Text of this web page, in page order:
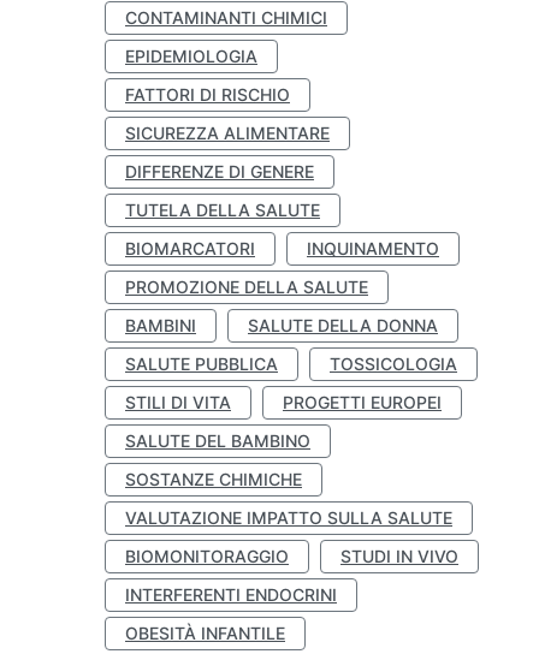
CONTAMINANTI CHIMICI
EPIDEMIOLOGIA
FATTORI DI RISCHIO
SICUREZZA ALIMENTARE
DIFFERENZE DI GENERE
TUTELA DELLA SALUTE
BIOMARCATORI
INQUINAMENTO
PROMOZIONE DELLA SALUTE
BAMBINI
SALUTE DELLA DONNA
SALUTE PUBBLICA
TOSSICOLOGIA
STILI DI VITA
PROGETTI EUROPEI
SALUTE DEL BAMBINO
SOSTANZE CHIMICHE
VALUTAZIONE IMPATTO SULLA SALUTE
BIOMONITORAGGIO
STUDI IN VIVO
INTERFERENTI ENDOCRINI
OBESITÀ INFANTILE